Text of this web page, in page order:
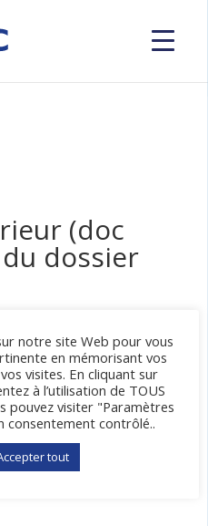
(doc
dossier
notre site Web pour vous
en mémorisant vos
visites. En cliquant sur
à l’utilisation de TOUS
pouvez visiter "Paramètres
consentement contrôlé..
tout